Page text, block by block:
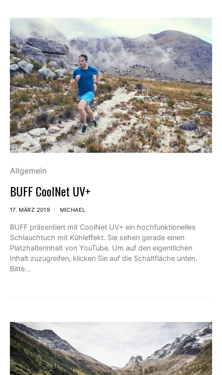
Allgemein
BUFF CoolNet UV+
17. MÄRZ 2019 MICHAEL
BUFF präsentiert mit CoolNet UV+ ein hochfunktionelles
Schlauchtuch mit Kühleffekt. Sie sehen gerade einen
Platzhalterinhalt von YouTube. Um auf den eigentlichen
Inhalt zuzugreifen, klicken Sie auf die Schaltfläche unten.
Bitte…